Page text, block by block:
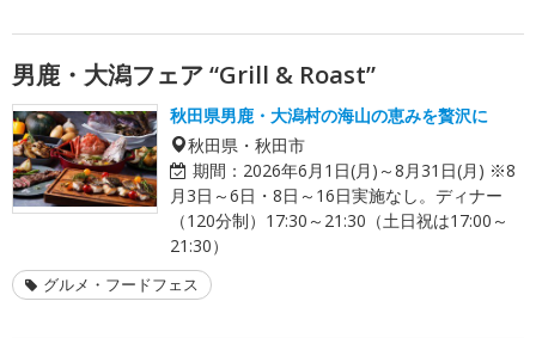
男鹿・大潟フェア “Grill & Roast”
秋田県男鹿・大潟村の海山の恵みを贅沢に
秋田県・秋田市
期間： 2026年6月1日(月)～8月31日(月) ※8
月3日～6日・8日～16日実施なし。ディナー
（120分制）17:30～21:30（土日祝は17:00～
21:30）
グルメ・フードフェス